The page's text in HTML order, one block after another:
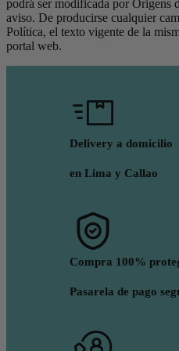
podrá ser modificada por Origens
aviso. De producirse cualquier
Política, el texto vigente de la
portal web.
Delivery a domicilio
en Lima y Callao
Compra 100%
Pasarela de pago